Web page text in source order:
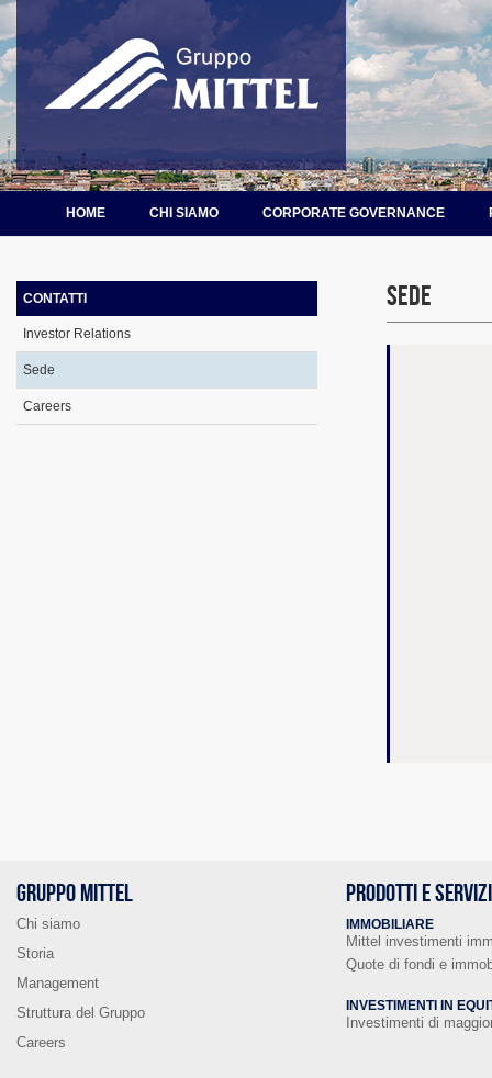
HOME CHI SIAMO CORPORATE GOVERNANCE
Sede
CONTATTI
Investor Relations
Sede
Careers
GRUPPO MITTEL
Chi siamo
Storia
Management
Struttura del Gruppo
Careers
PRODOTTI E SERVIZI
IMMOBILIARE
Mittel investimenti
Quote di fondi e
INVESTIMENTI IN
Investimenti di